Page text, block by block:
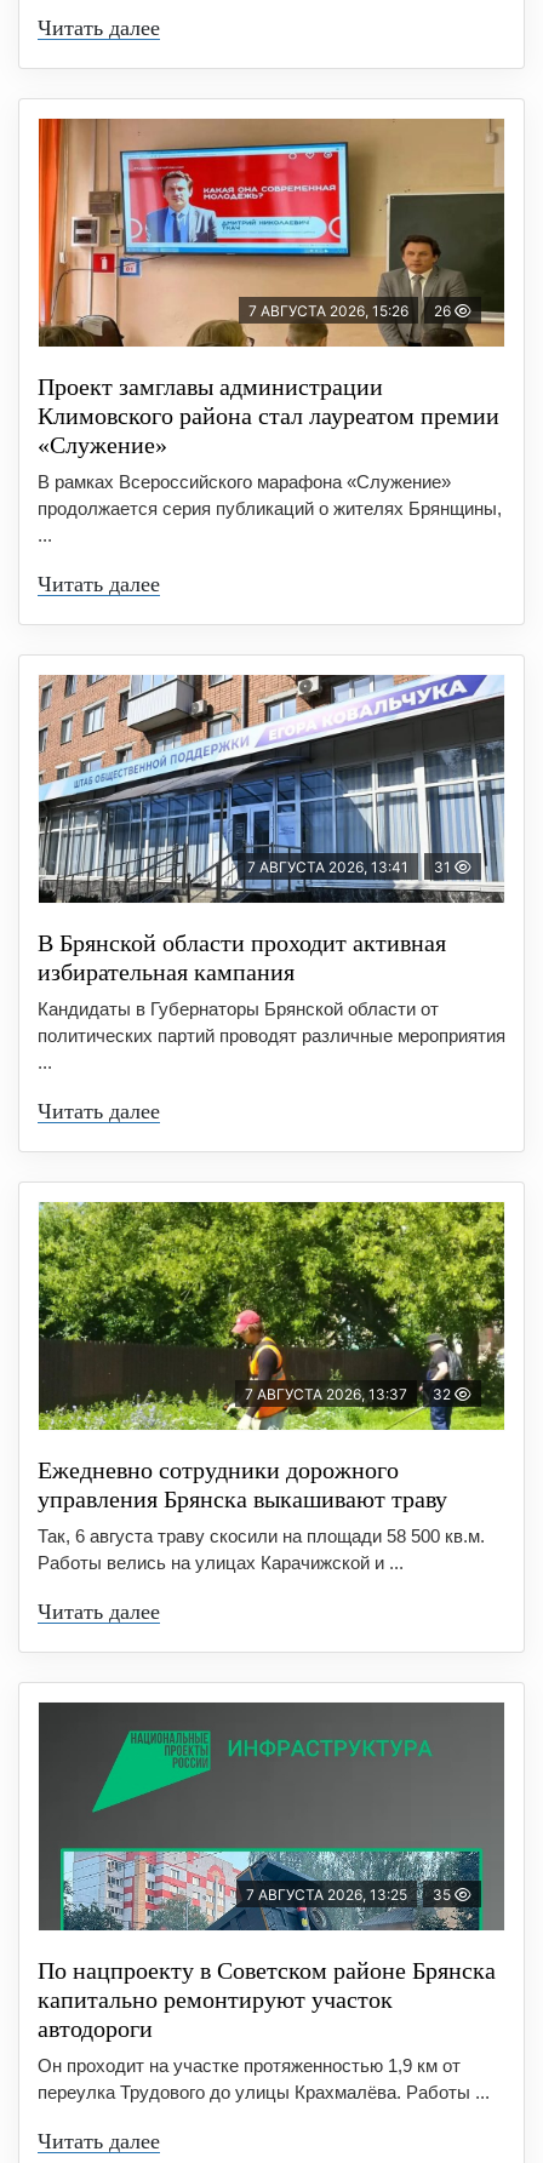
Читать далее
7 АВГУСТА 2026, 15:26 26
Проект замглавы администрации
Климовского района стал лауреатом премии
«Служение»
В рамках Всероссийского марафона «Служение»
продолжается серия публикаций о жителях Брянщины,
...
Читать далее
7 АВГУСТА 2026, 13:41 31
В Брянской области проходит активная
избирательная кампания
Кандидаты в Губернаторы Брянской области от
политических партий проводят различные мероприятия
...
Читать далее
7 АВГУСТА 2026, 13:37 32
Ежедневно сотрудники дорожного
управления Брянска выкашивают траву
Так, 6 августа траву скосили на площади 58 500 кв.м.
Работы велись на улицах Карачижской и ...
Читать далее
7 АВГУСТА 2026, 13:25 35
По нацпроекту в Советском районе Брянска
капитально ремонтируют участок
автодороги
Он проходит на участке протяженностью 1,9 км от
переулка Трудового до улицы Крахмалёва. Работы ...
Читать далее